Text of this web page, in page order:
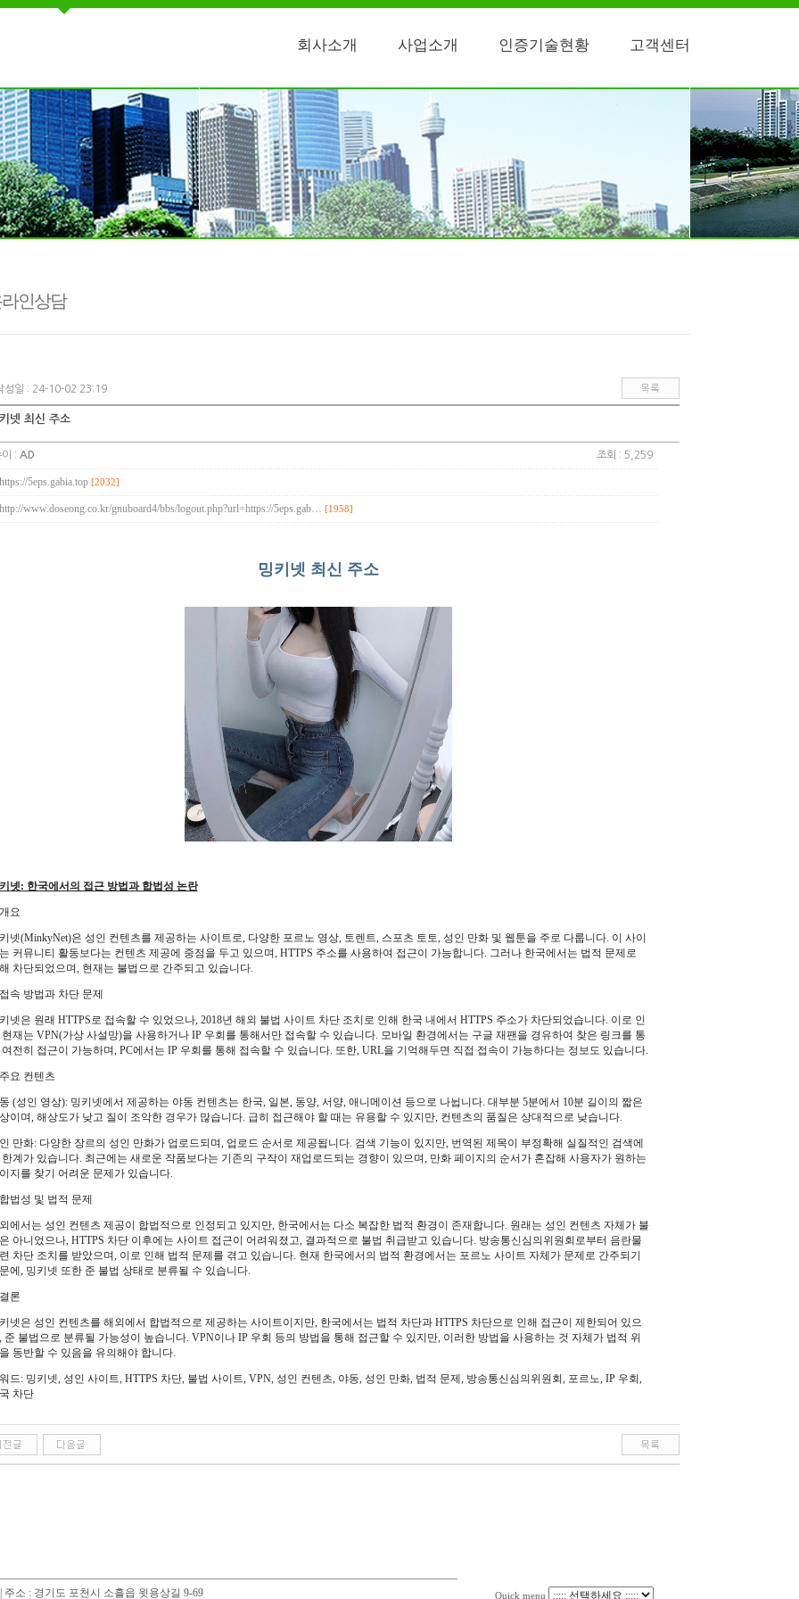
회사소개 사업소개 인증기술현황 고객센터
인상담
성일 : 24-10-02 23:19
넷 최신 주소
: AD 조회 : 5,259
https://5eps.gabia.top [2032]
http://www.doseong.co.kr/gnuboard4/bbs/logout.php?url=https://5eps.gab… [1958]
밍키넷 최신 주소
넷: 한국에서의 접근 방법과 합법성 논란
요
넷(MinkyNet)은 성인 컨텐츠를 제공하는 사이트로, 다양한 포르노 영상, 토렌트, 스포츠 토토, 성인 만화 및 웹툰을 주로 다룹니다. 이 사이
커뮤니티 활동보다는 컨텐츠 제공에 중점을 두고 있으며, HTTPS 주소를 사용하여 접근이 가능합니다. 그러나 한국에서는 법적 문제로
차단되었으며, 현재는 불법으로 간주되고 있습니다.
속 방법과 차단 문제
넷은 원래 HTTPS로 접속할 수 있었으나, 2018년 해외 불법 사이트 차단 조치로 인해 한국 내에서 HTTPS 주소가 차단되었습니다. 이로 인
현재는 VPN(가상 사설망)을 사용하거나 IP 우회를 통해서만 접속할 수 있습니다. 모바일 환경에서는 구글 재팬을 경유하여 찾은 링크를 통
전히 접근이 가능하며, PC에서는 IP 우회를 통해 접속할 수 있습니다. 또한, URL을 기억해두면 직접 접속이 가능하다는 정보도 있습니다.
요 컨텐츠
(성인 영상): 밍키넷에서 제공하는 야동 컨텐츠는 한국, 일본, 동양, 서양, 애니메이션 등으로 나뉩니다. 대부분 5분에서 10분 길이의 짧은
이며, 해상도가 낮고 질이 조악한 경우가 많습니다. 급히 접근해야 할 때는 유용할 수 있지만, 컨텐츠의 품질은 상대적으로 낮습니다.
만화: 다양한 장르의 성인 만화가 업로드되며, 업로드 순서로 제공됩니다. 검색 기능이 있지만, 번역된 제목이 부정확해 실질적인 검색에
한계가 있습니다. 최근에는 새로운 작품보다는 기존의 구작이 재업로드되는 경향이 있으며, 만화 페이지의 순서가 혼잡해 사용자가 원하는
지를 찾기 어려운 문제가 있습니다.
법성 및 법적 문제
에서는 성인 컨텐츠 제공이 합법적으로 인정되고 있지만, 한국에서는 다소 복잡한 법적 환경이 존재합니다. 원래는 성인 컨텐츠 자체가 불
아니었으나, HTTPS 차단 이후에는 사이트 접근이 어려워졌고, 결과적으로 불법 취급받고 있습니다. 방송통신심의위원회로부터 음란물
차단 조치를 받았으며, 이로 인해 법적 문제를 겪고 있습니다. 현재 한국에서의 법적 환경에서는 포르노 사이트 자체가 문제로 간주되기
에, 밍키넷 또한 준 불법 상태로 분류될 수 있습니다.
론
넷은 성인 컨텐츠를 해외에서 합법적으로 제공하는 사이트이지만, 한국에서는 법적 차단과 HTTPS 차단으로 인해 접근이 제한되어 있으
준 불법으로 분류될 가능성이 높습니다. VPN이나 IP 우회 등의 방법을 통해 접근할 수 있지만, 이러한 방법을 사용하는 것 자체가 법적 위
동반할 수 있음을 유의해야 합니다.
드: 밍키넷, 성인 사이트, HTTPS 차단, 불법 사이트, VPN, 성인 컨텐츠, 야동, 성인 만화, 법적 문제, 방송통신심의위원회, 포르노, IP 우회,
차단
주소 : 경기도 포천시 소흘읍 윗용상길 9-69 Quick menu